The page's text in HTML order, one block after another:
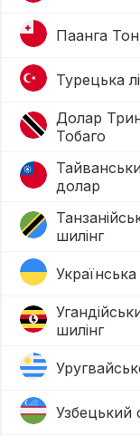
Паанга
Турецька
Долар
Тобаго
долар
шилінг
шилінг
Узбецький